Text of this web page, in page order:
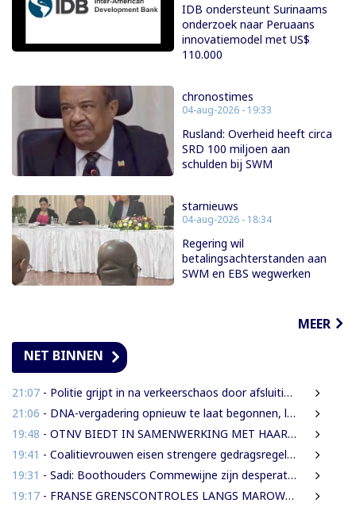
IDB ondersteunt Surinaams
onderzoek naar Peruaans
innovatiemodel met US$
110.000
chronostimes
04-aug-2026 - 19:33
Rusland: Overheid heeft circa
SRD 100 miljoen aan
schulden bij SWM
starnieuws
04-aug-2026 - 18:34
Regering wil
betalingsachterstanden aan
SWM en EBS wegwerken
MEER
NET BINNEN
21:07 - Politie grijpt in na verkeerschaos door afsluiting Domineestraat
21:06 - DNA-vergadering opnieuw te laat begonnen, leden eisen aanpak laatkomers
19:48 - OTNV BIEDT IN SAMENWERKING MET HAAR INTERNATIONALE PARTNERS 200 GRATIS STUDIEBEURZEN AAN TECHNISCH TALENT
19:41 - Coalitievrouwen eisen strengere gedragsregels in DNA na uitspraak Van Samson
19:31 - Sadi: Boothouders Commewijne zijn desperate, wachten 6 jaren op tariefaanpassing
19:17 - FRANSE GRENSCONTROLES LANGS MAROWIJNERIVIER WEDEROM FORS AANGESCHERPT